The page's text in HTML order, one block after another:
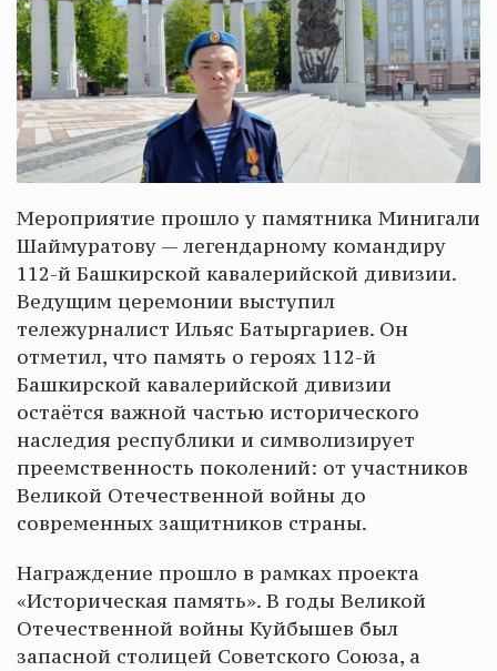
Мероприятие прошло у памятника Минигали
Шаймуратову — легендарному командиру
112-й Башкирской кавалерийской дивизии.
Ведущим церемонии выступил
тележурналист Ильяс Батыргариев. Он
отметил, что память о героях 112-й
Башкирской кавалерийской дивизии
остаётся важной частью исторического
наследия республики и символизирует
преемственность поколений: от участников
Великой Отечественной войны до
современных защитников страны.
Награждение прошло в рамках проекта
«Историческая память». В годы Великой
Отечественной войны Куйбышев был
запасной столицей Советского Союза, а